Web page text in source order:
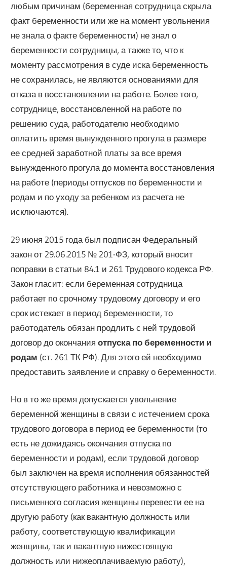
любым причинам (беременная сотрудница скрыла
факт беременности или же на момент увольнения
не знала о факте беременности) не знал о
беременности сотрудницы, а также то, что к
моменту рассмотрения в суде иска беременность
не сохранилась, не являются основаниями для
отказа в восстановлении на работе. Более того,
сотруднице, восстановленной на работе по
решению суда, работодателю необходимо
оплатить время вынужденного прогула в размере
ее средней заработной платы за все время
вынужденного прогула до момента восстановления
на работе (периоды отпусков по беременности и
родам и по уходу за ребенком из расчета не
исключаются).
29 июня 2015 года был подписан Федеральный
закон от 29.06.2015 № 201-ФЗ, который вносит
поправки в статьи 84.1 и 261 Трудового кодекса РФ.
Закон гласит: если беременная сотрудница
работает по срочному трудовому договору и его
срок истекает в период беременности, то
работодатель обязан продлить с ней трудовой
договор до окончанияотпуска по беременности и
родам (ст. 261 ТК РФ). Для этого ей необходимо
предоставить заявление и справку о беременности.
Но в то же время допускается увольнение
беременной женщины в связи с истечением срока
трудового договора в период ее беременности (то
есть не дожидаясь окончания отпуска по
беременности и родам), если трудовой договор
был заключен на время исполнения обязанностей
отсутствующего работника и невозможно с
письменного согласия женщины перевести ее на
другую работу (как вакантную должность или
работу, соответствующую квалификации
женщины, так и вакантную нижестоящую
должность или нижеоплачиваемую работу),